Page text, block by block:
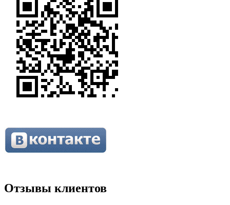
Отзывы клиентов